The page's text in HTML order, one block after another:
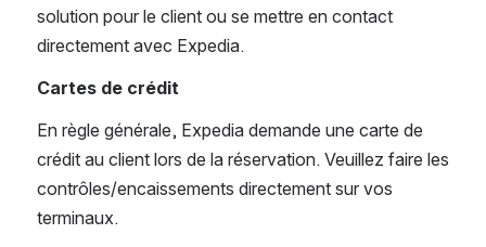
solution pour le client ou se mettre en contact
directement avec Expedia.
Cartes de crédit
En règle générale, Expedia demande une carte de
crédit au client lors de la réservation. Veuillez faire les
contrôles/encaissements directement sur vos
terminaux.